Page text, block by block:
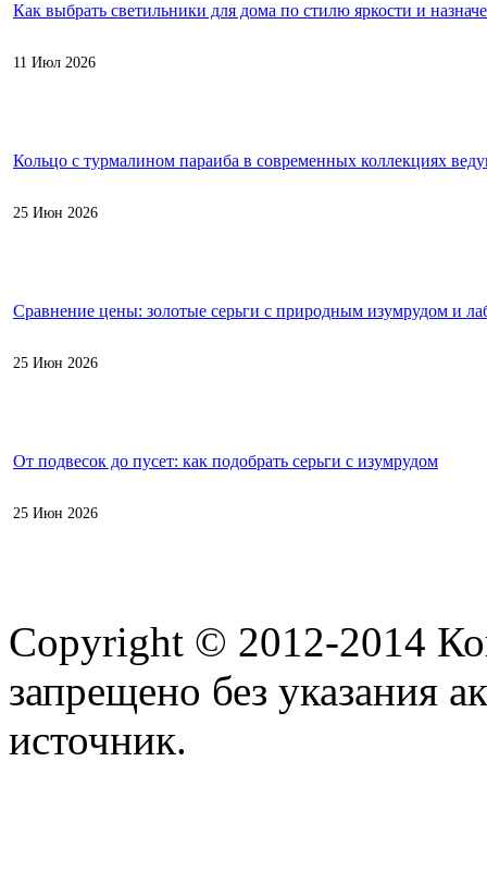
Как выбрать светильники для дома по стилю яркости и
11 Июл 2026
Кольцо с турмалином параиба в современных коллекциях
25 Июн 2026
Сравнение цены: золотые серьги с природным изумрудом и
25 Июн 2026
От подвесок до пусет: как подобрать серьги с изумрудом
25 Июн 2026
Copyright © 2012-2014
запрещено без указания
источник.